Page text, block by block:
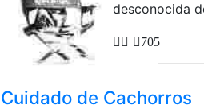
desconocida
705
Cuidado de Cachorros